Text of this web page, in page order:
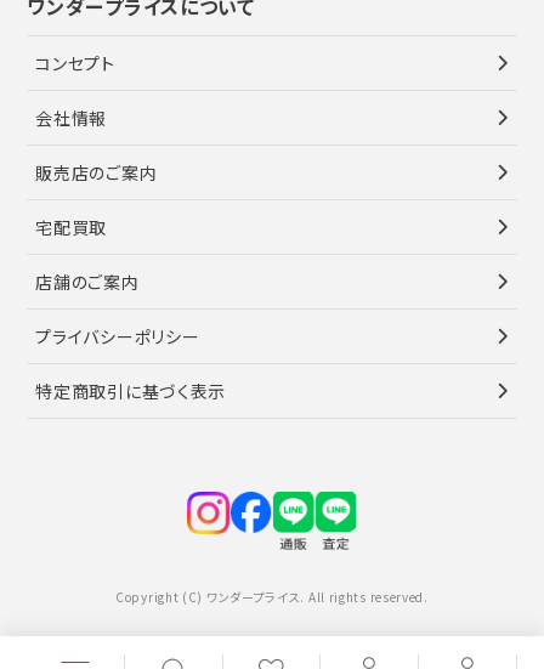
ワンダープライスについて
コンセプト
会社情報
販売店のご案内
宅配買取
店舗のご案内
プライバシーポリシー
特定商取引に基づく表示
Copyright (C) ワンダープライス. All rights reserved.